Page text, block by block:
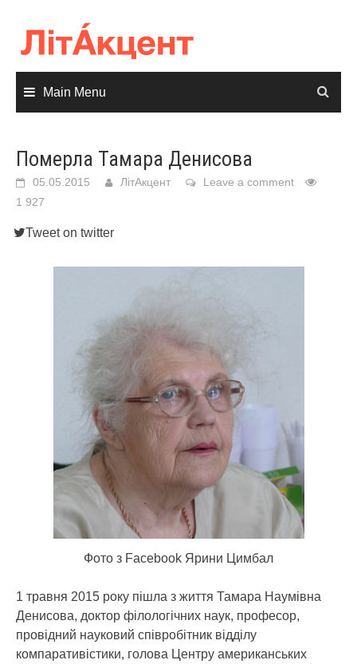
content
Main Menu
Померла Тамара Денисова
05.05.2015 ЛітАкцент
Leave a comment
1 927
Tweet on twitter
Фото з Facebook Ярини Цимбал
1 травня 2015 року пішла з життя Тамара Наумівна
Денисова, доктор філологічних наук, професор,
провідний науковий співробітник відділу
компаративістики, голова Центру американських